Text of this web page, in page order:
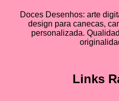
Doces Desenhos: arte
design para canecas,
personalizada.
Links